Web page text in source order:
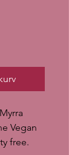
Vegan
free.